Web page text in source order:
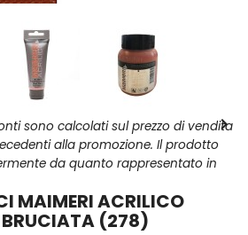

sono calcolati sul prezzo di vendita
alla promozione. Il prodotto
da quanto rappresentato in
MAIMERI ACRILICO
BRUCIATA (278)